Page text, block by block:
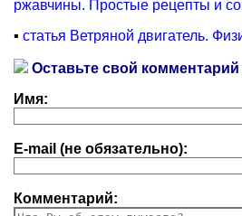
ржавчины. Простые рецепты и
▪ статья Ветряной двигатель.
Оставьте свой комментарий
Имя:
E-mail (не обязательно):
Комментарий: